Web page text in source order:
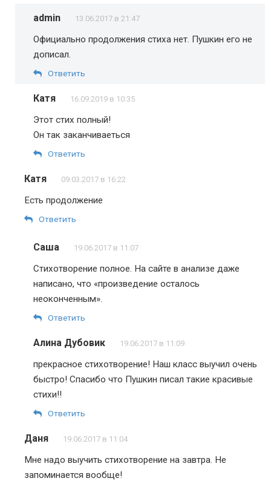
admin 13.06.2017 в 21:47
Официально продолжения стиха нет. Пушкин его не
дописал.
Ответить
Катя 16.09.2019 в 10:35
Этот стих полный!
Он так заканчиваеться
Ответить
Катя 09.03.2017 в 16:22
Есть продолжение
Ответить
Саша 19.06.2017 в 11:07
Стихотворение полное. На сайте в анализе даже
написано, что «произведение осталось
неоконченным».
Ответить
Алина Дубовик 19.06.2017 в 11:09
прекрасное стихотворение! Наш класс выучил очень
быстро! Спасибо что Пушкин писал такие красивые
стихи!!
Ответить
Даня 19.06.2017 в 11:04
Мне надо выучить стихотворение на завтра. Не
запоминается вообще!